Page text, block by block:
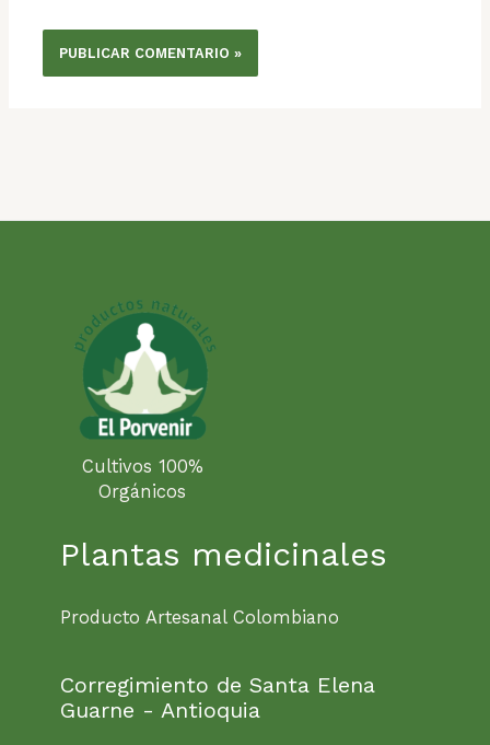
Cultivos 100%
Orgánicos
Plantas medicinales
Producto Artesanal Colombiano
Corregimiento de Santa Elena
Guarne - Antioquia